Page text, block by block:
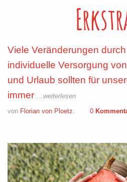
Viele Veränderungen
individuelle Versorgung
und Urlaub sollten für
immer ...weiterlesen
von Florian von Ploetz. 0